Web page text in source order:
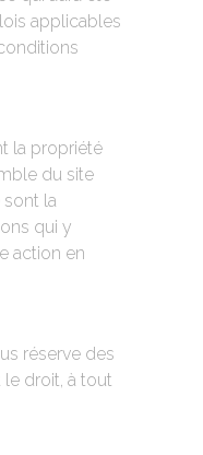
applicables
la propriété
du site
la
qui y
action en
réserve des
le droit, à tout